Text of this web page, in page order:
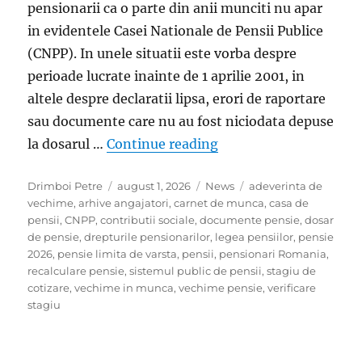
pensionarii ca o parte din anii munciti nu apar
in evidentele Casei Nationale de Pensii Publice
(CNPP). In unele situatii este vorba despre
perioade lucrate inainte de 1 aprilie 2001, in
altele despre declaratii lipsa, erori de raportare
sau documente care nu au fost niciodata depuse
la dosarul …Continue reading„Ai lucrat inainte de
Author
Drimboi Petre
Posted
on
august 1, 2026 Categories
News Tags
adeverinta de
vechime,arhive angajatori,carnet de munca,casa de
pensii,CNPP,contributii sociale,documente pensie,dosar
de pensie,drepturile pensionarilor, legea pensiilor, pensie
2026, pensie limita de varsta, pensii, pensionari Romania,
recalculare pensie,sistemul public de pensii,stagiu de
cotizare,vechime in munca,vechime pensie,verificare
stagiu